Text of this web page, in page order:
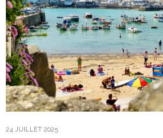
24 JUILLET 2025